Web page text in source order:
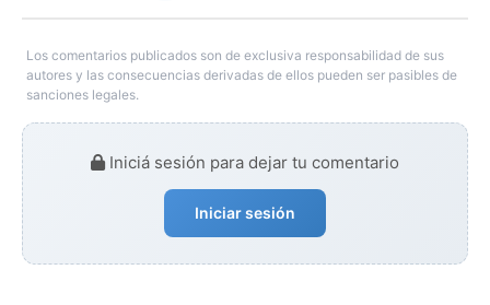
Los comentarios publicados son de exclusiva responsabilidad de sus
autores y las consecuencias derivadas de ellos pueden ser pasibles de
sanciones legales.
Iniciá sesión para dejar tu comentario
Iniciar sesión